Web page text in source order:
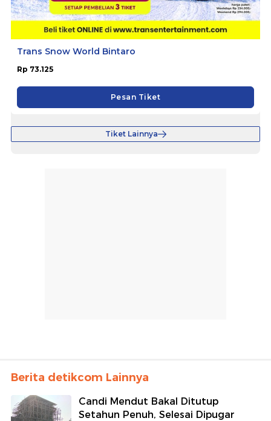
Trans Snow World Bintaro
Rp 73.125
Pesan Tiket
Tiket Lainnya
Berita detikcom Lainnya
Candi Mendut Bakal Ditutup
Setahun Penuh, Selesai Dipugar